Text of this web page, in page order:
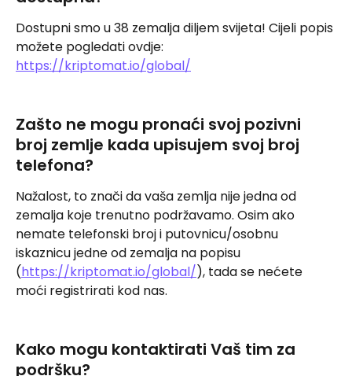
Dostupni smo u 38 zemalja diljem svijeta! Cijeli popis
možete pogledati ovdje:
https://kriptomat.io/global/
Zašto ne mogu pronaći svoj pozivni
broj zemlje kada upisujem svoj broj
telefona?
Nažalost, to znači da vaša zemlja nije jedna od
zemalja koje trenutno podržavamo. Osim ako
nemate telefonski broj i putovnicu/osobnu
iskaznicu jedne od zemalja na popisu
(https://kriptomat.io/global/), tada se nećete
moći registrirati kod nas.
Kako mogu kontaktirati Vaš tim za
podršku?